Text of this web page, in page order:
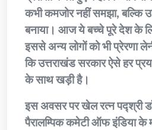
कभी कमजोर नहीं समझा, बल्कि
बनाया। आज ये बच्चे पूरे देश के
इससे अन्य लोगों को भी प्रेरणा
कि उत्तराखंड सरकार ऐसे हर
के साथ खड़ी है।
इस अवसर पर खेल रत्न पद्श्री
पैरालम्पिक कमेटी ऑफ इंडिया के